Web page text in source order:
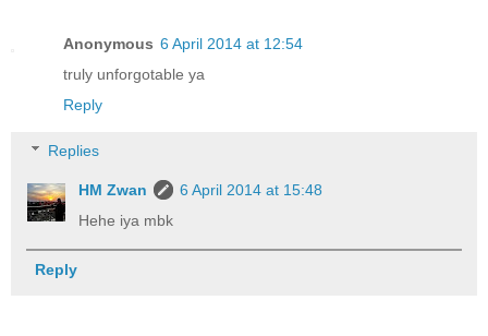
Anonymous 6 April 2014 at 12:54
truly unforgotable ya
Reply
Replies
HM Zwan
6 April 2014 at 15:48
Hehe iya mbk
Reply